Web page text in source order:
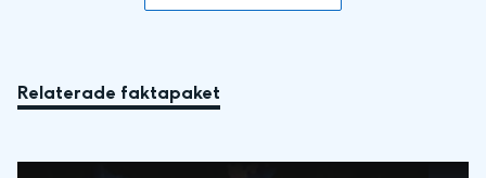
Relaterade faktapaket